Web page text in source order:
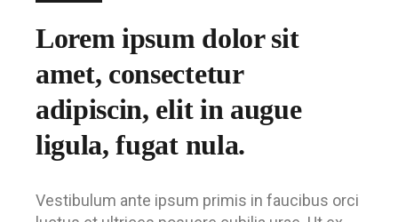
Lorem ipsum dolor sit
amet, consectetur
adipiscin, elit in augue
ligula, fugat nula.
Vestibulum ante ipsum primis in faucibus orci